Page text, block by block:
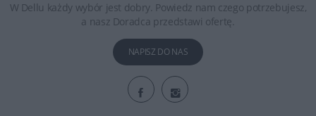
W Dellu każdy wybór jest dobry. Powiedz nam czego potrzebujesz,
a nasz Doradca przedstawi ofertę.
NAPISZ DO NAS